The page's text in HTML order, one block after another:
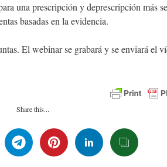
una prescripción y deprescripción más
basadas en la evidencia.
El webinar se grabará y se enviará el
Share this...